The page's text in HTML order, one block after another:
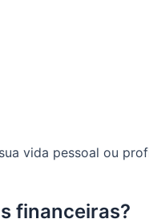
vida pessoal ou
financeiras?